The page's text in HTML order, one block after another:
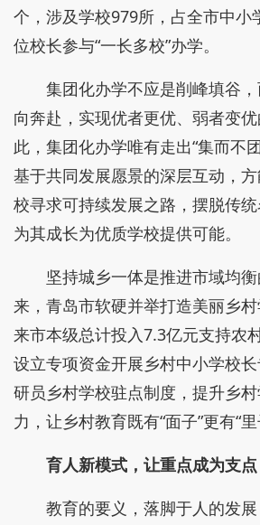
个，涉及学校979所，占全市中小
位校长参与“一长多校”办学。
集团化办学不应是削峰填谷
向奔赴，实现优者更优、弱者变
此，集团化办学唯有走出“集而不
基于共同发展愿景的深层互动，
校寻求可持续发展之路，摆脱传统
为其成长为优质学校提供可能。
坚持城乡一体是推进市域均
来，青岛市软硬并举打造美丽乡村
来市本级总计投入7.3亿元支持农
设立专项资金开展乡村中小学校
研员乡村学校驻点制度，提升乡
力，让乡村教育既有“面子”更有“里
育人新模式，让重点成为支点
教育的要义，落脚于人的发